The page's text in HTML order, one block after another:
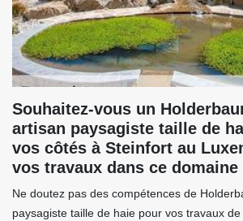
Souhaitez-vous un
artisan paysagiste taille de
vos côtés à Steinfort au
vos travaux dans ce domaine
Ne doutez pas des compétences de
paysagiste taille de haie pour vos travaux